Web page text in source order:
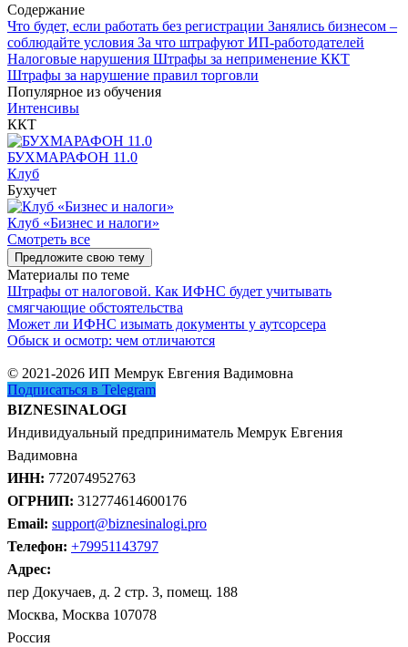
Содержание
Что будет, если работать без регистрации Занялись бизнесом –
соблюдайте условия За что штрафуют ИП-работодателей
Налоговые нарушения Штрафы за неприменение ККТ
Штрафы за нарушение правил торговли
Популярное из обучения
Интенсивы
ККТ
БУХМАРАФОН 11.0
Клуб
Бухучет
Клуб «Бизнес и налоги»
Смотреть все
Предложите свою тему
Материалы по теме
Штрафы от налоговой. Как ИФНС будет учитывать
смягчающие обстоятельства
Может ли ИФНС изымать документы у аутсорсера
Обыск и осмотр: чем отличаются
© 2021-2026 ИП Мемрук Евгения Вадимовна
Подписаться в Telegram
BIZNESINALOGI
Индивидуальный предприниматель Мемрук Евгения
Вадимовна
ИНН: 772074952763
ОГРНИП: 312774614600176
Email: support@biznesinalogi.pro
Телефон: +79951143797
Адрес:
пер Докучаев, д. 2 стр. 3, помещ. 188
Москва, Москва 107078
Россия